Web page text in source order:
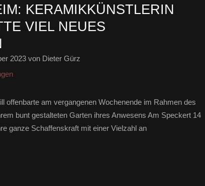
KERAMIKKÜNSTLERIN
VIEL NEUES
2023 von Dieter Gürz
offenbarte am vergangenen Wochenende im Rahmen des
bunt gestalteten Garten ihres Anwesens Am Speckert 14
ganze Schaffenskraft mit einer Vielzahl an